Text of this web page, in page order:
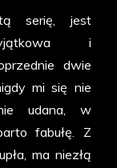
serię, jest
i
dwie
mi się nie
udana, w
fabułę. Z
ma niezłą